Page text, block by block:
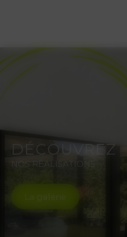
DÉCOUVREZ
NOS RÉALISATIONS
La galerie